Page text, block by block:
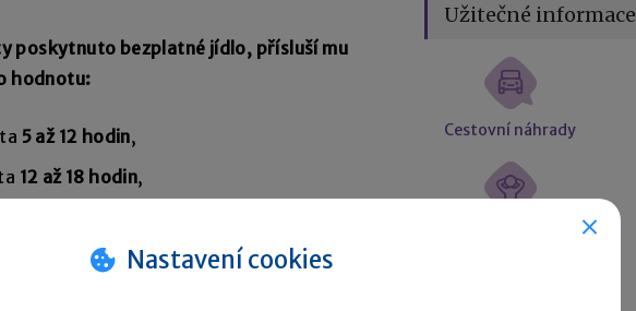
poskytnuto bezplatné jídlo, přísluší mu
hodnotu:
5 až 12 hodin,
12 až 18 hodin,
Užitečné informace
Cestovní náhrady
Nastavení cookies